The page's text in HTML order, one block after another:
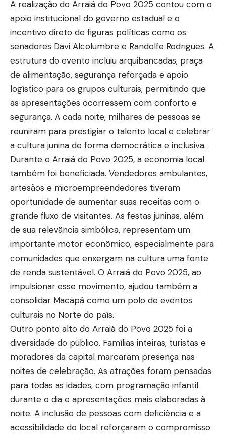
A realização do Arraiá do Povo 2025 contou com o
apoio institucional do governo estadual e o
incentivo direto de figuras políticas como os
senadores Davi Alcolumbre e Randolfe Rodrigues. A
estrutura do evento incluiu arquibancadas, praça
de alimentação, segurança reforçada e apoio
logístico para os grupos culturais, permitindo que
as apresentações ocorressem com conforto e
segurança. A cada noite, milhares de pessoas se
reuniram para prestigiar o talento local e celebrar
a cultura junina de forma democrática e inclusiva.
Durante o Arraiá do Povo 2025, a economia local
também foi beneficiada. Vendedores ambulantes,
artesãos e microempreendedores tiveram
oportunidade de aumentar suas receitas com o
grande fluxo de visitantes. As festas juninas, além
de sua relevância simbólica, representam um
importante motor econômico, especialmente para
comunidades que enxergam na cultura uma fonte
de renda sustentável. O Arraiá do Povo 2025, ao
impulsionar esse movimento, ajudou também a
consolidar Macapá como um polo de eventos
culturais no Norte do país.
Outro ponto alto do Arraiá do Povo 2025 foi a
diversidade do público. Famílias inteiras, turistas e
moradores da capital marcaram presença nas
noites de celebração. As atrações foram pensadas
para todas as idades, com programação infantil
durante o dia e apresentações mais elaboradas à
noite. A inclusão de pessoas com deficiência e a
acessibilidade do local reforçaram o compromisso